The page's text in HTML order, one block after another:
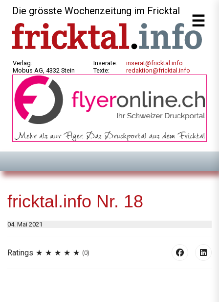
Die grösste Wochenzeitung im Fricktal
Verlag:
Mobus AG, 4332 Stein
Inserate:
Texte:
inserat@fricktal.info
redaktion@fricktal.info
fricktal.info Nr. 18
04. Mai 2021
Ratings (0)